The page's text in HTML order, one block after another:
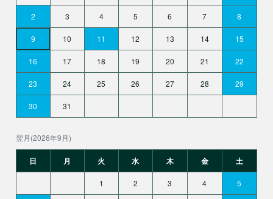
2 3 4 5 6 7 8
9 10 11 12 13 14 15
16 17 18 19 20 21 22
23 24 25 26 27 28 29
30 31
翌月(2026年9月)
日 月 火 水 木 金 土
1 2 3 4 5